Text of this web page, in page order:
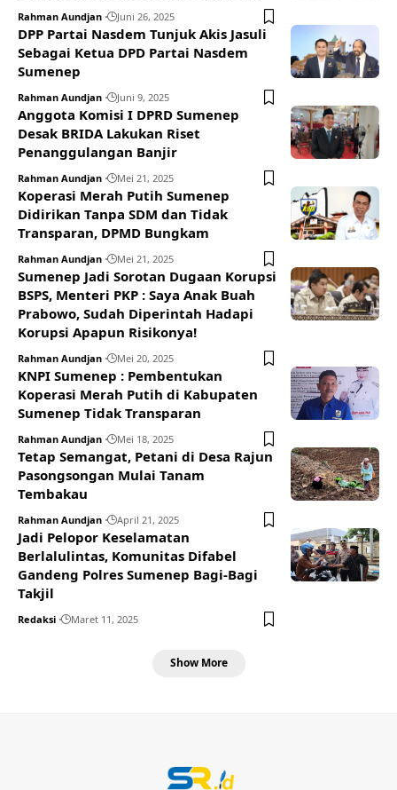
Rahman Aundjan Juni 26, 2025
DPP Partai Nasdem Tunjuk Akis Jasuli
Sebagai Ketua DPD Partai Nasdem
Sumenep
Rahman Aundjan Juni 9, 2025
Anggota Komisi I DPRD Sumenep
Desak BRIDA Lakukan Riset
Penanggulangan Banjir
Rahman Aundjan Mei 21, 2025
Koperasi Merah Putih Sumenep
Didirikan Tanpa SDM dan Tidak
Transparan, DPMD Bungkam
Rahman Aundjan Mei 21, 2025
Sumenep Jadi Sorotan Dugaan Korupsi
BSPS, Menteri PKP : Saya Anak Buah
Prabowo, Sudah Diperintah Hadapi
Korupsi Apapun Risikonya!
Rahman Aundjan Mei 20, 2025
KNPI Sumenep : Pembentukan
Koperasi Merah Putih di Kabupaten
Sumenep Tidak Transparan
Rahman Aundjan Mei 18, 2025
Tetap Semangat, Petani di Desa Rajun
Pasongsongan Mulai Tanam
Tembakau
Rahman Aundjan April 21, 2025
Jadi Pelopor Keselamatan
Berlalulintas, Komunitas Difabel
Gandeng Polres Sumenep Bagi-Bagi
Takjil
Redaksi Maret 11, 2025
Show More